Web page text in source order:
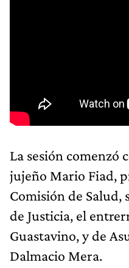
La sesión comenzó
jujeño Mario Fiad,
Comisión de Salud,
de Justicia, el
Guastavino, y de
Dalmacio Mera.